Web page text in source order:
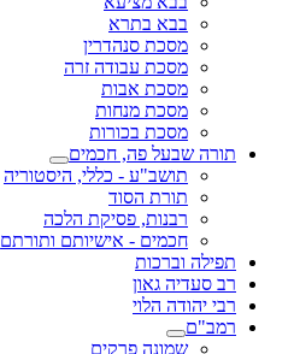
בבא בתרא
מסכת סנהדרין
מסכת עבודה זרה
מסכת אבות
מסכת מנחות
מסכת בכורות
תורה שבעל פה, חכמים
תושב"ע - כללי, היסטוריה
תורת הסוד
רבנות, פסיקת הלכה
חכמים - אישיותם ותורתם
תפילה וברכות
רב סעדיה גאון
רבי יהודה הלוי
רמב"ם
שמונה פרקים